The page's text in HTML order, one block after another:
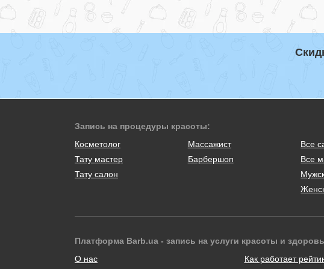
Запись на процедуры красоты:
Косметолог
Массажист
Тату мастер
Барбершоп
Тату салон
Все
Все
Платформа Barb.ua - запись на услуги красоты и
О нас
Как работает